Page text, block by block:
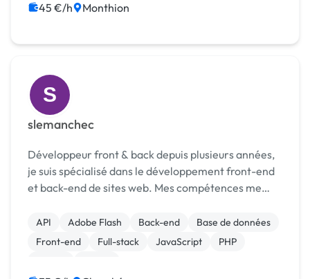
45 €/h Monthion
S
slemanchec
Développeur front & back depuis plusieurs années,
je suis spécialisé dans le développement front-end
et back-end de sites web. Mes compétences me
technologies: PHP, MySQL, jQuery, JavaScript,
Ajax, CSS 2...
API Adobe Flash Back-end
Base de données
Front-end
Full-stack JavaScript
PHP